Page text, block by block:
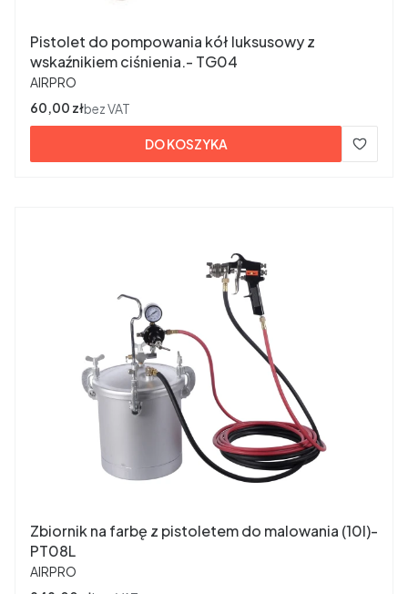
Pistolet do pompowania kół luksusowy z
wskaźnikiem ciśnienia.- TG04
PRODUCENT
AIRPRO
Cena
60,00 złbez VAT
DO KOSZYKA
Zbiornik na farbę z pistoletem do malowania (10l)-
PT08L
PRODUCENT
AIRPRO